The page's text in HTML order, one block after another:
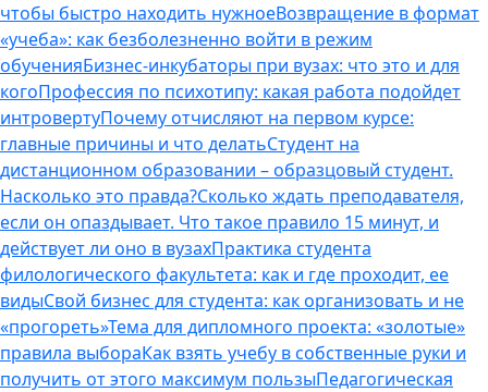
чтобы быстро находить нужноеВозвращение в формат
«учеба»: как безболезненно войти в режим
обученияБизнес-инкубаторы при вузах: что это и для
когоПрофессия по психотипу: какая работа подойдет
интровертуПочему отчисляют на первом курсе:
главные причины и что делатьСтудент на
дистанционном образовании – образцовый студент.
Насколько это правда?Сколько ждать преподавателя,
если он опаздывает. Что такое правило 15 минут, и
действует ли оно в вузахПрактика студента
филологического факультета: как и где проходит, ее
видыСвой бизнес для студента: как организовать и не
«прогореть»Тема для дипломного проекта: «золотые»
правила выбораКак взять учебу в собственные руки и
получить от этого максимум пользыПедагогическая